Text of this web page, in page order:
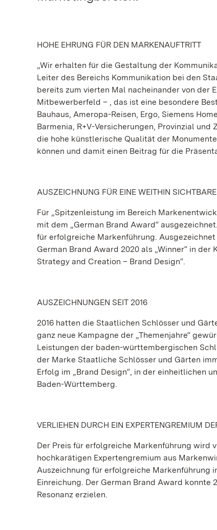
HOHE EHRUNG FÜR DEN MARKENAUFTRITT
„Wir erhalten für die Gestaltung der
Leiter des Bereichs Kommunikation bei den
bereits zum vierten Mal nacheinander von der
Mitbewerberfeld – , das ist eine besondere
Bauhaus, Ameropa-Reisen, Ergo, Siemens
Barmenia, R+V-Versicherungen, Provinzial
die hohe künstlerische Qualität der
können und damit einen Beitrag für die
AUSZEICHNUNG FÜR EINE WEITHIN
Für „Spitzenleistung im Bereich
mit dem „German Brand Award“
für erfolgreiche Markenführung.
German Brand Award 2020 als „Winner“ in
Strategy and Creation – Brand Design“.
AUSZEICHNUNGEN SEIT 2016
2016 hatten die Staatlichen Schlösser und
ganz neue Kampagne der „Themenjahre“
Leistungen der baden-württembergischen
der Marke Staatliche Schlösser und Gärten
Erfolg im „Brand Design“, in der einheitlichen
Baden-Württemberg.
VERLIEHEN DURCH EIN EXPERTENGREMIUM
Der Preis für erfolgreiche Markenführung wird
hochkarätigen Expertengremium aus
Auszeichnung für erfolgreiche Markenführung
Einreichung. Der German Brand Award konnte
Resonanz erzielen.